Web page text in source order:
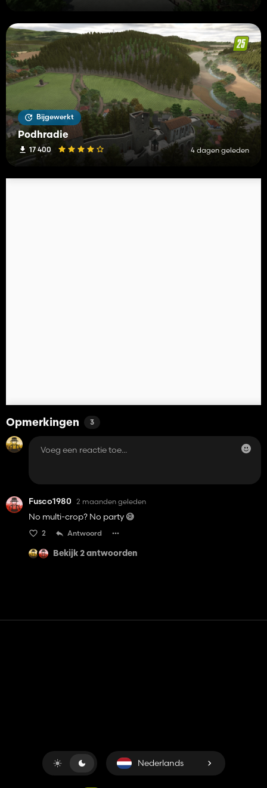
Bijgewerkt
Podhradie
17 400 4 dagen geleden
Opmerkingen 3
Fusco1980 2 maanden geleden
No multi-crop? No party 😅
2 Antwoord
Bekijk 2 antwoorden
Nederlands